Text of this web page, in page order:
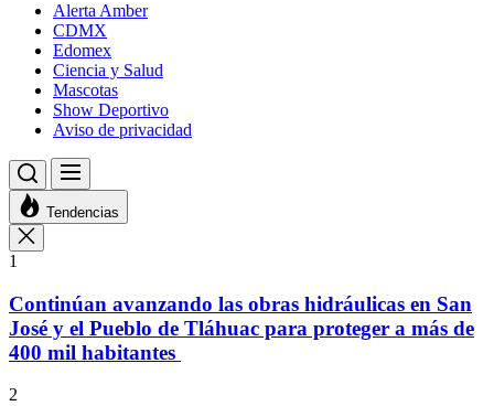
Alerta Amber
CDMX
Edomex
Ciencia y Salud
Mascotas
Show Deportivo
Aviso de privacidad
Tendencias
1
Continúan avanzando las obras hidráulicas en San
José y el Pueblo de Tláhuac para proteger a más de
400 mil habitantes
2